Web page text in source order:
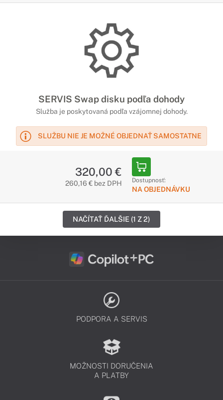
SERVIS Swap disku podľa dohody
Služba je poskytovaná podľa vzájomnej dohody.
SLUŽBU NIE JE MOŽNÉ OBJEDNAŤ SAMOSTATNE
320,00 €
260,16 € bez DPH Dostupnosť:
NA OBJEDNÁVKU
NAČÍTAŤ ĎALŠIE (1 Z 2)
PODPORA A SERVIS
MOŽNOSTI DORUČENIA
A PLATBY